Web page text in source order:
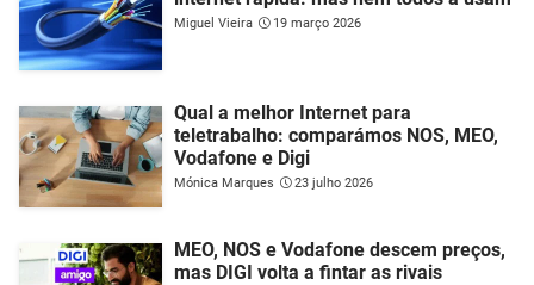
Miguel Vieira 19 março 2026
Qual a melhor Internet para
teletrabalho: comparámos NOS, MEO,
Vodafone e Digi
Mónica Marques 23 julho 2026
MEO, NOS e Vodafone descem preços,
mas DIGI volta a fintar as rivais